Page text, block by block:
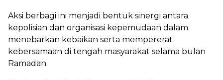
Aksi berbagi ini menjadi bentuk sinergi antara
kepolisian dan organisasi kepemudaan dalam
menebarkan kebaikan serta mempererat
kebersamaan di tengah masyarakat selama bulan
Ramadan.